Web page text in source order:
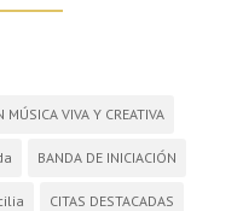
MÚSICA VIVA Y CREATIVA
BANDA DE INICIACIÓN
CITAS DESTACADAS